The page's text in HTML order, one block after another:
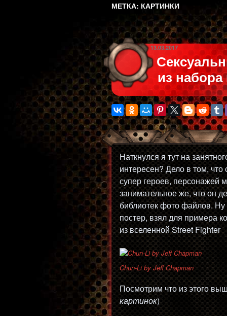
МЕТКА: КАРТИНКИ
ОПУБЛИКОВАНО
13.03.2017
из набора
Наткнулся я тут на
интересен? Дело в том,
супер героев, персонажей
занимательное же, что он
библиотек фото файлов.
постер, взял для примера
из вселенной Street Fighter
Chun-Li by Jeff Chapman
Посмотрим что из этого
картинок)